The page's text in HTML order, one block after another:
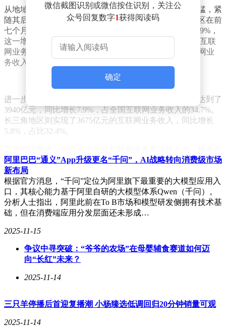
从地域分布来看，京津冀地区的互联网业务增长最为迅猛，紧
随其后的是东部地区和长三角地区。具体而言，东部地区在前
七个月完成了10217亿元的互联网业务收入，同比增长5.9%，
这一增速高于全国平均水平2.5个百分点，且占据了全国互联
网业务收入的90%。西部地区则完成了669.1亿元的互联网业
务收入，同比增长0.9%。
进一步细分，京津冀地区在前七个月的互联网业务收入达到了
3940亿元，同比增长7.9%，占全国互联网业务收入的34.7%。
长三角地区则实现了3675亿元的互联网业务收入，同比增长
5.8%，占比32.4%。
五的省份——北京、广东、上海、浙江和贵州共完成了9604亿
元的收入，同比增长7.5%，占全国（扣除跨地区企业）互联
网业务收入的84.6%。在全国范围内，有12个省（区、市）的
互联网业务收入实现了正增长，其中浙江、内蒙古和四川的增
速超过了10%。
家数据局综合司于今年5月发布了《数字中国建设2025年行动
方案》，明确提出要加快物联网、工业互联网的优化升级，深
入实施“东数西算”工程，实现各地区算力需求与国家枢纽节点
算力资源的高效匹配。
工业和信息化部信息通信发展司司长谢存在7月的新闻发布会
人工智能的协同赋能，加速丰富5G-A产品体系，推动高品质
微信截图识别或微信按住识别，关注公
众号回复数字1获得阅读码
确定
阿里巴巴“通义”App升级更名“千问”，AI战略转向消费级市场
新布局
根据官方消息，“千问”定位为阿里旗下最重要的大模型应用入
口，其核心能力基于阿里自研的大模型体系Qwen（千问）。
分析人士指出，阿里此前在To B市场和模型研发侧拥有技术基
础，但在消费端应用分发层面还未形成…
2025-11-15
争议中寻突破：“爷爷的农场”在母婴辅食赛道如何迈
向“长红”未来？
2025-11-14
三只羊停播后首迎复播潮 小杨臻选低调回归20分钟销量可观
2025-11-14